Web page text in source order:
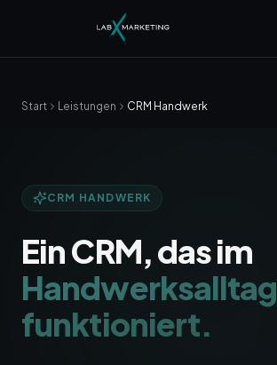
Start Leistungen CRM Handwerk
CRM HANDWERK
Ein CRM, das im
Handwerksalltag
funktioniert.